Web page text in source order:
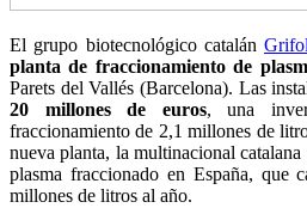
El grupo biotecnológico catalán
planta de fraccionamiento de
Parets del Vallés (Barcelona). Las
20 millones de euros, una
fraccionamiento de 2,1 millones de
nueva planta, la multinacional
plasma fraccionado en España, que
millones de litros al año.